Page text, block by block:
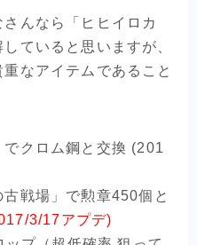
んなら「ヒヒイロカ
ていると思いますが、
なアイテムであること
クロム鋼と交換 (201
戦場」で勲章450個と
3/17アプデ)